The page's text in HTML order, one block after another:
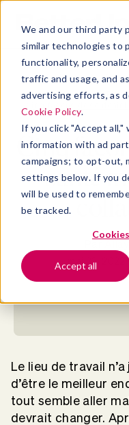
We and our third party
similar technologies to
functionality,
traffic and usage, and
advertising efforts, as
Cookie Policy.
If you click "Accept all,"
information with ad
campaigns; to opt-out,
settings below. If you
will be used to
be tracked.
Accept all
Blog
Cinq façons de soutenir
Cinq
santé
mai 23, 2022
Le lieu de travail
d’être le meilleur
tout semble aller
devrait changer.